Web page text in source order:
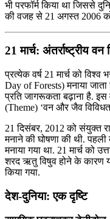
भी परफॉर्म किया था जिससे
की वजह से 21 अगस्त 2006
21 मार्च: अंतर्राष्ट्रीय वन
प्रत्येक वर्ष 21 मार्च को विश्व
Day of Forests) मनाया
प्रति जागरूकता बढ़ाना है. इस
(Theme) ‘वन और जैव
21 दिसंबर, 2012 को संयुक्त
मनाने की घोषणा की थी. पहली
मनाया गया था. 21 मार्च को
शरद ऋतु विषुव होने के कारण
किया गया.
देश-दुनिया: एक दृष्टि